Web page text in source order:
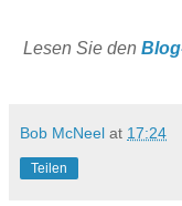
Lesen Sie den
Bob McNeel at 17:24
Teilen